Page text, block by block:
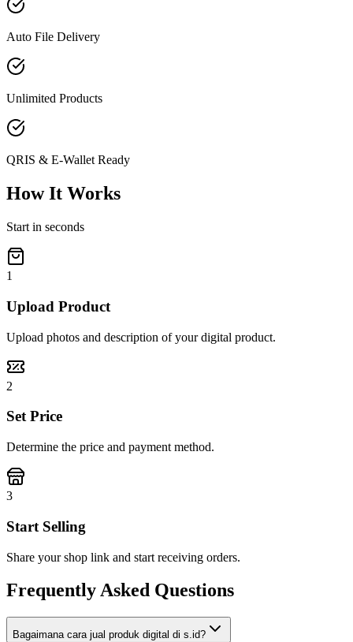
Auto File Delivery
Unlimited Products
QRIS & E-Wallet Ready
How It Works
Start in seconds
1
Upload Product
Upload photos and description of your digital product.
2
Set Price
Determine the price and payment method.
3
Start Selling
Share your shop link and start receiving orders.
Frequently Asked Questions
Bagaimana cara jual produk digital di s.id?